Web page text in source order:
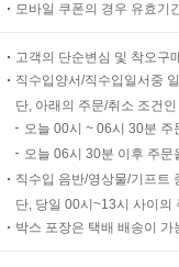
모바일 쿠폰의 경우 유효기
고객의 단순변심 및 착오구
직수입양서/직수입일서중
단, 아래의 주문/취소 조건
오늘 00시 ~ 06시 30분
오늘 06시 30분 이후 주
직수입 음반/영상물/기프트
단, 당일 00시~13시 사이의
박스 포장은 택배 배송이